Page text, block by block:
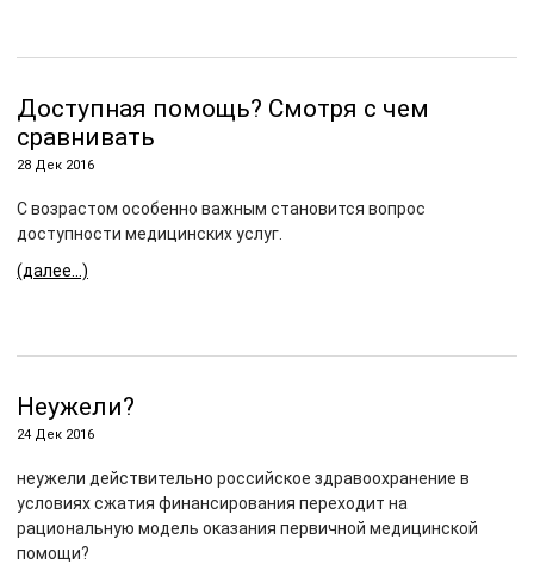
Доступная помощь? Смотря с чем
сравнивать
28 Дек 2016
С возрастом особенно важным становится вопрос
доступности медицинских услуг.
(далее…)
Неужели?
24 Дек 2016
неужели действительно российское здравоохранение в
условиях сжатия финансирования переходит на
рациональную модель оказания первичной медицинской
помощи?